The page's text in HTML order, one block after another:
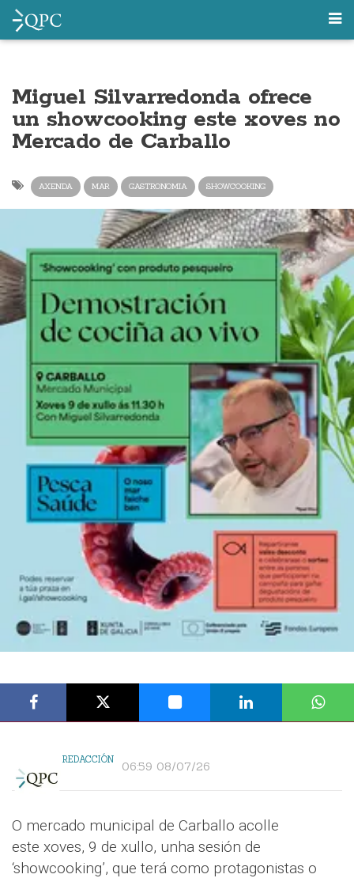
Miguel Silvarredonda ofrece
un showcooking este xoves no
Mercado de Carballo
AXENDA MAR GASTRONOMIA SHOWCOOKING
REDACCIÓN 06:59 08/07/26
O mercado municipal de Carballo acolle
este xoves, 9 de xullo, unha sesión de
‘showcooking’, que terá como protagonistas o